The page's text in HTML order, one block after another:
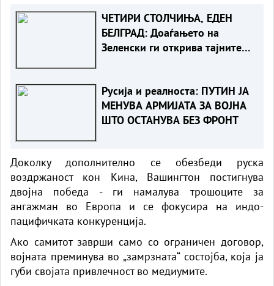
ЧЕТИРИ СТОЛЧИЊА, ЕДЕН
БЕЛГРАД: Доаѓањето на
Зеленски ги открива тајните
Русија и реалноста: ПУТИН ЈА
МЕНУВА АРМИЈАТА ЗА ВОЈНА
ШТО ОСТАНУВА БЕЗ ФРОНТ
Доколку дополнително се обезбеди руска
воздржаност кон Кина, Вашингтон постигнува
двојна победа - ги намалува трошоците за
ангажман во Европа и се фокусира на индо-
пацифичката конкуренција.
Ако самитот заврши само со ограничен договор,
војната преминува во „замрзната“ состојба, која ја
губи својата привлечност во медиумите.